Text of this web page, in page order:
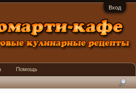
Вход
Помощь